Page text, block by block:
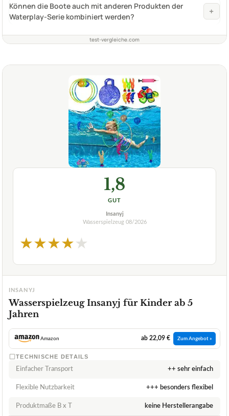
Können die Boote auch mit anderen Produkten der
Waterplay-Serie kombiniert werden?
+
test-vergleiche.com
1,8
GUT
Insanyj
Wasserspielzeug 08/2026
★★★★★
INSANYJ
Wasserspielzeug Insanyj für Kinder ab 5
Jahren
Amazon ab 22,09 € Zum Angebot »
TECHNISCHE DETAILS
Einfacher Transport ++ sehr einfach
Flexible Nutzbarkeit +++ besonders flexibel
Produktmaße B x T keine Herstellerangabe